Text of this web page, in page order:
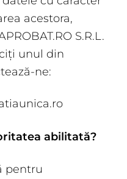
acestora,
S.R.L.
unul din
ne:
abilitată?
pentru